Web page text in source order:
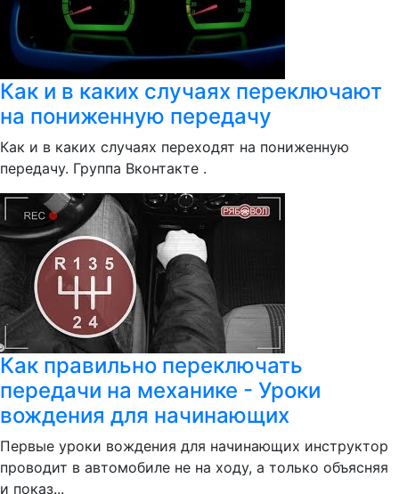
Как и в каких случаях переключают
на пониженную передачу
Как и в каких случаях переходят на пониженную
передачу. Группа Вконтакте .
Как правильно переключать
передачи на механике - Уроки
вождения для начинающих
Первые уроки вождения для начинающих инструктор
проводит в автомобиле не на ходу, а только объясняя
и показ...